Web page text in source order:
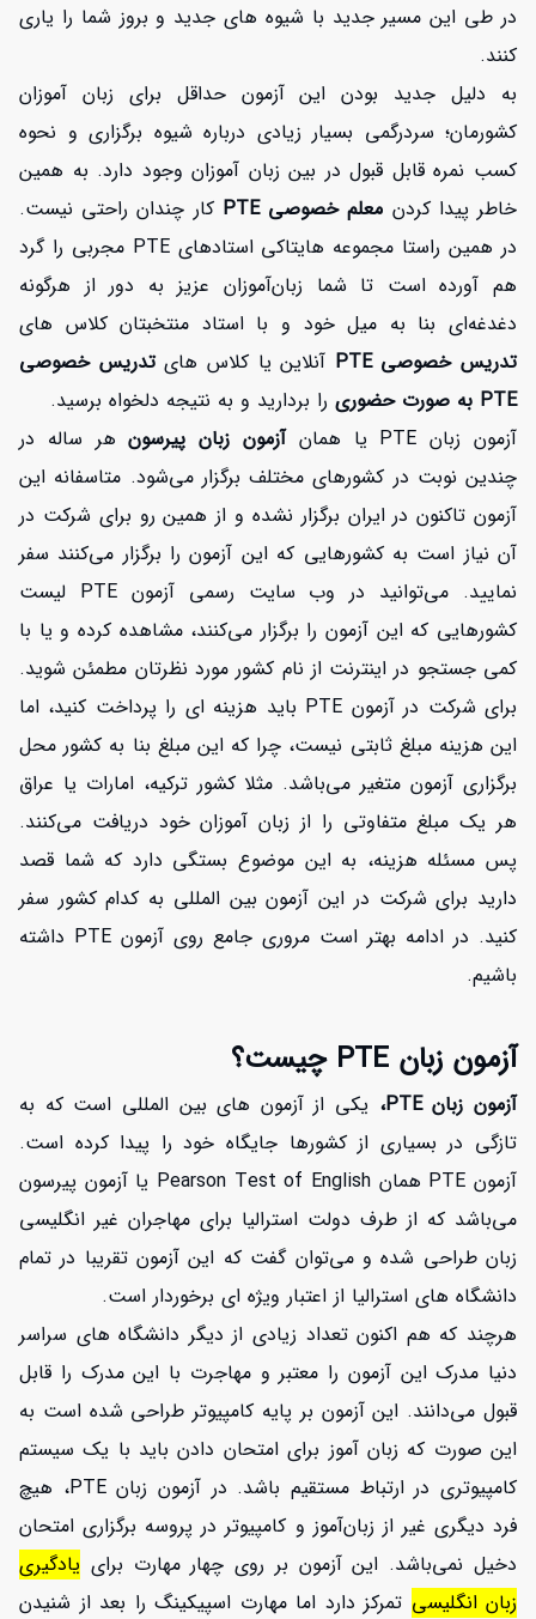
در طی این مسیر جدید با شیوه های جدید و بروز شما را یاری
کنند.
به دلیل جدید بودن این آزمون حداقل برای زبان آموزان
کشورمان؛ سردرگمی بسیار زیادی درباره شیوه برگزاری و نحوه
کسب نمره قابل قبول در بین زبان آموزان وجود دارد. به همین
خاطر پیدا کردن معلم خصوصی PTE
کار چندان راحتی نیست.
در همین راستا مجموعه هایتاکی استادهای PTE مجربی را گرد
هم آورده است تا شما زبان‌آموزان عزیز به دور از هرگونه
دغدغه‌ای بنا به میل خود و با استاد منتخبتان کلاس های
تدریس خصوصی PTE
آنلاین یا کلاس هایتدریس خصوصی
PTE به صورت حضوری
را بردارید و به نتیجه دلخواه برسید.
آزمون زبان PTE یا همان
آزمون زبان پیرسونهر ساله در
چندین نوبت در کشورهای مختلف برگزار می‌شود. متاسفانه این
آزمون تاکنون در ایران برگزار نشده و از همین رو برای شرکت در
آن نیاز است به کشورهایی که این آزمون را برگزار می‌کنند سفر
نمایید. می‌توانید در وب سایت رسمی آزمون PTE لیست
کشورهایی که این آزمون را برگزار می‌کنند، مشاهده کرده و یا با
کمی جستجو در اینترنت از نام کشور مورد نظرتان مطمئن شوید.
برای شرکت در آزمون PTE باید هزینه ای را پرداخت کنید، اما
این هزینه مبلغ ثابتی نیست، چرا که این مبلغ بنا به کشور محل
برگزاری آزمون متغیر می‌باشد. مثلا کشور ترکیه، امارات یا عراق
هر یک مبلغ متفاوتی را از زبان آموزان خود دریافت می‌کنند.
پس مسئله هزینه، به این موضوع بستگی دارد که شما قصد
دارید برای شرکت در این آزمون بین المللی به کدام کشور سفر
کنید. در ادامه بهتر است مروری جامع روی آزمون PTE داشته
باشیم.
آزمون زبان PTE چیست؟
آزمون زبان PTE،
یکی از آزمون های بین المللی است که به
تازگی در بسیاری از کشورها جایگاه خود را پیدا کرده است.
آزمون PTE همان Pearson Test of English یا آزمون پیرسون
می‌باشد که از طرف دولت استرالیا برای مهاجران غیر انگلیسی
زبان طراحی شده و می‌توان گفت که این آزمون تقریبا در تمام
دانشگاه های استرالیا از اعتبار ویژه ای برخوردار است.
هرچند که هم اکنون تعداد زیادی از دیگر دانشگاه های سراسر
دنیا مدرک این آزمون را معتبر و مهاجرت با این مدرک را قابل
قبول می‌دانند. این آزمون بر پایه کامپیوتر طراحی شده است به
این صورت که زبان آموز برای امتحان دادن باید با یک سیستم
کامپیوتری در ارتباط مستقیم باشد. در آزمون زبان PTE، هیچ
فرد دیگری غیر از زبان‌آموز و کامپیوتر در پروسه برگزاری امتحان
دخیل نمی‌باشد. این آزمون بر روی چهار مهارت برای یادگیری
زبان انگلیسی تمرکز دارد اما مهارت اسپیکینگ را بعد از شنیدن